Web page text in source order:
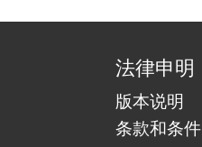
法律申明
版本说明
条款和条件